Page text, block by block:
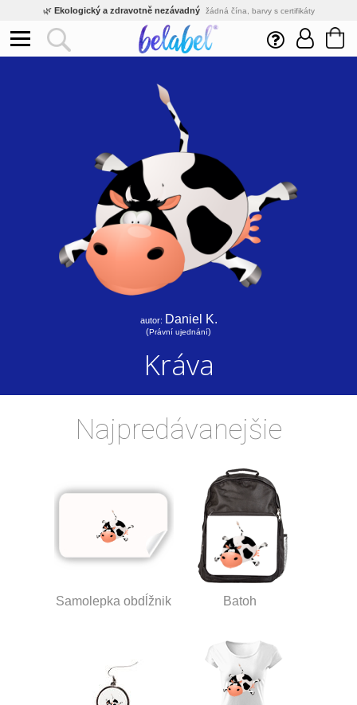
🌿 Ekologický a zdravotně nezávadný žádná čína, barvy s certifikáty
Inovativní výroba vlastní vývoj, nejnovější technologie
Rychlé dodání expedujeme do 24h
jsme přímý výrobce, žádný zprostředkovatel
Eshop s tradicí od roku 2010
autor: Daniel K.
(Právní ujednání)
Kráva
Najpredávanejšie
Samolepka obdĺžnik Batoh